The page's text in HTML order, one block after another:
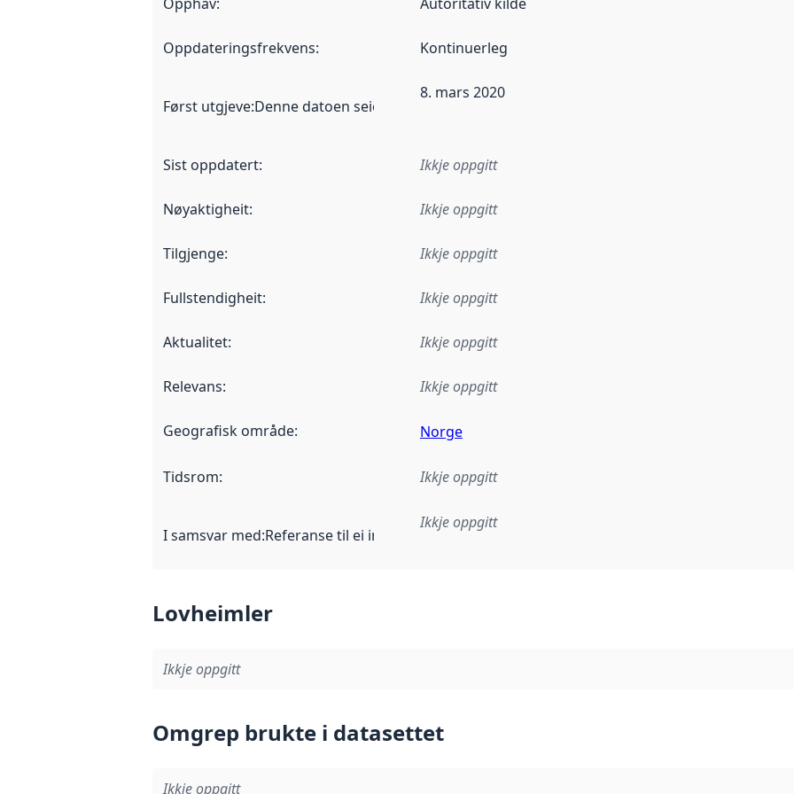
Oppdateringsfrekvens: Kontinuerleg
Først utgjeve:Denne datoen seier når dataa i dette datasettet først blei utgitt. Det kan ha
8. mars 2020
Sist oppdatert: Ikkje oppgitt
Nøyaktigheit: Ikkje oppgitt
Tilgjenge: Ikkje oppgitt
Fullstendigheit: Ikkje oppgitt
Aktualitet: Ikkje oppgitt
Relevans: Ikkje oppgitt
Geografisk område: Norge
Tidsrom: Ikkje oppgitt
I samsvar med:Referanse til ei implementeringsregel eller anna spesifikasjon som ligg til
Ikkje oppgitt
Lovheimler
Ikkje oppgitt
Omgrep brukte i datasettet
Ikkje oppgitt